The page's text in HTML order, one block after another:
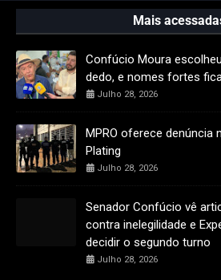
Mais
Confúcio Moura
dedo, e nomes fortes
Julho 28, 2026
MPRO oferece denúncia
Plating
Julho 28, 2026
Senador Confúcio vê
contra inelegilidade e
decidir o segundo turno
Julho 28, 2026